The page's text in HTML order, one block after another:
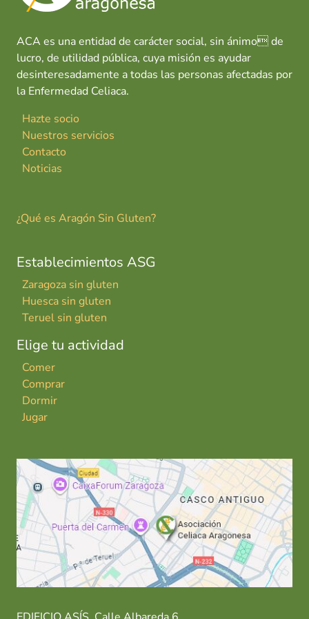
ACA es una entidad de carácter social, sin ánimo de
lucro, de utilidad pública, cuya misión es ayudar
desinteresadamente a todas las personas afectadas por
la Enfermedad Celiaca.
Hazte socio
Nuestros servicios
Contacto
Noticias
¿Qué es Aragón Sin Gluten?
Establecimientos ASG
Zaragoza sin gluten
Huesca sin gluten
Teruel sin gluten
Elige tu actividad
Comer
Comprar
Dormir
Jugar